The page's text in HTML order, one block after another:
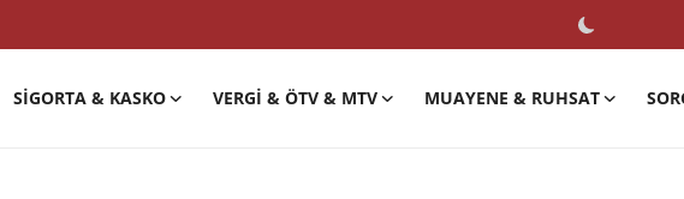
SIGORTA & KASKO VERGI & ÖTV & MTV MUAYENE & RUHSAT